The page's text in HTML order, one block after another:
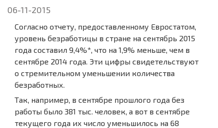
06-11-2015
Согласно отчету, предоставленному Евростатом,
уровень безработицы в стране на сентябрь 2015
года составил 9,4%*, что на 1,9% меньше, чем в
сентябре 2014 года. Эти цифры свидетельствуют
о стремительном уменьшении количества
безработных.
Так, например, в сентябре прошлого года без
работы было 381 тыс. человек, а вот в сентябре
текущего года их число уменьшилось на 68